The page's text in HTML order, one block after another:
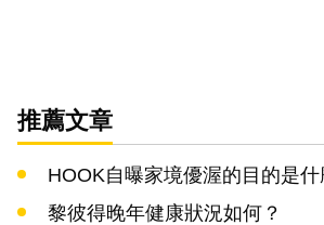
推薦文章
HOOK自曝家境優渥的目的是什
黎彼得晚年健康狀況如何？